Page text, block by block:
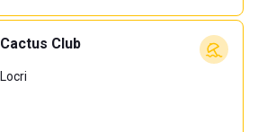
Cactus Club
Locri